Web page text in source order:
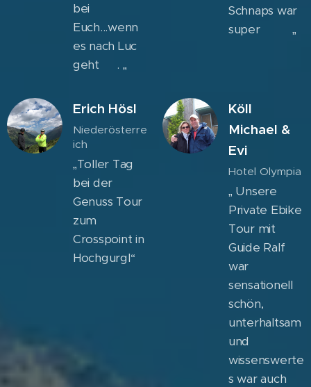
bei
Euch...wenn
es nach Luc
geht 😅. „
Schnaps war
super 😂👍🏻„
Erich Hösl
Niederösterre
ich
„Toller Tag
bei der
Genuss Tour
zum
Crosspoint in
Hochgurgl“
Köll
Michael &
Evi
Hotel Olympia
„ Unsere
Private Ebike
Tour mit
Guide Ralf
war
sensationell
schön,
unterhaltsam
und
wissenswerte
s war auch